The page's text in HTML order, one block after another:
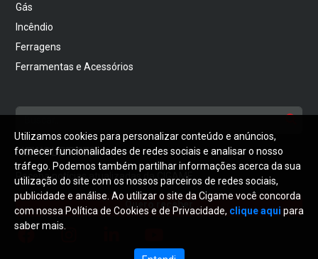
Gás
Incêndio
Ferragens
Ferramentas e Acessórios
NEWSLETTER
Receba notícias atualizadas da CIGAME
Quero receber
Utilizamos cookies para personalizar conteúdo e anúncios,
fornecer funcionalidades de redes sociais e analisar o nosso
tráfego. Podemos também partilhar informações acerca da sua
utilização do site com os nossos parceiros de redes sociais,
publicidade e análise. Ao utilizar o site da Cigame você concorda
com nossa Política de Cookies e de Privacidade, clique aqui para
saber mais.